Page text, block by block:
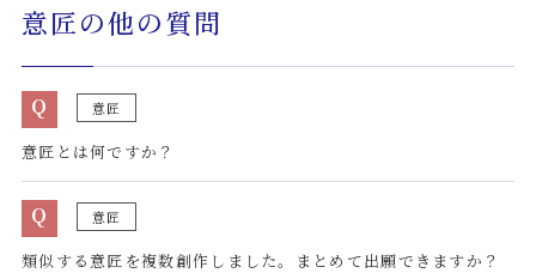
意匠の他の質問
Q 意匠
意匠とは何ですか？
Q 意匠
類似する意匠を複数創作しました。まとめて出願できますか？